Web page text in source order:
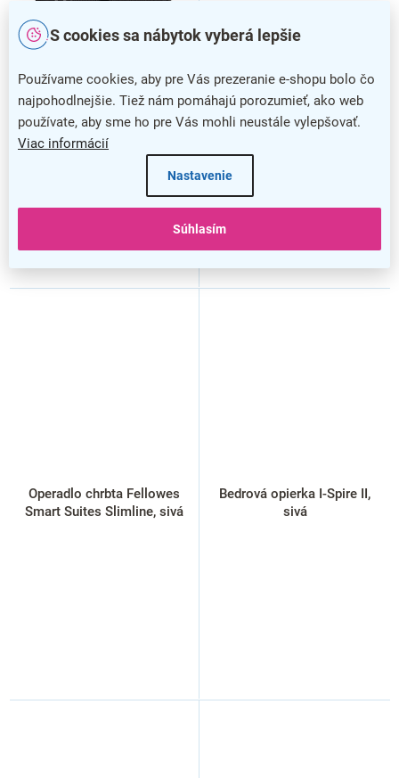
S cookies sa nábytok vyberá lepšie
Používame cookies, aby pre Vás prezeranie e-shopu bolo čo
najpohodlnejšie. Tiež nám pomáhajú porozumieť, ako web
používate, aby sme ho pre Vás mohli neustále vylepšovať.
Viac informácií
Nastavenie
Súhlasím
Operadlo chrbta Fellowes
Back Angel, čierna
Operadlo chrbta Fellowes
Comfort BREYTA, čierna
Operadlo chrbta Fellowes
Smart Suites Slimline, sivá
Bedrová opierka I-Spire II,
sivá